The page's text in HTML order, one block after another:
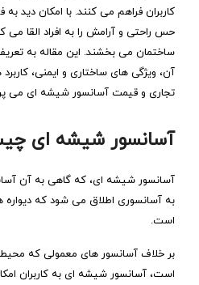
کاربران فراهم می ‌کنند. با امکان دید
حس راحتی و آرامش را به افراد القا
ساختمان می‌ بخشند. این مقاله به
آن، ویژگی‌ های ساختاری و ایمنی،
تجاری و قیمت آسانسور شیشه‌ ای می
آسانسور شیشه ‌ای
آسانسور شیشه‌ ای، که گاهی به آن
به آسانسوری اطلاق می ‌شود که
است.
بر خلاف آسانسور های معمولی که
است، آسانسور شیشه‌ ای به کاربران